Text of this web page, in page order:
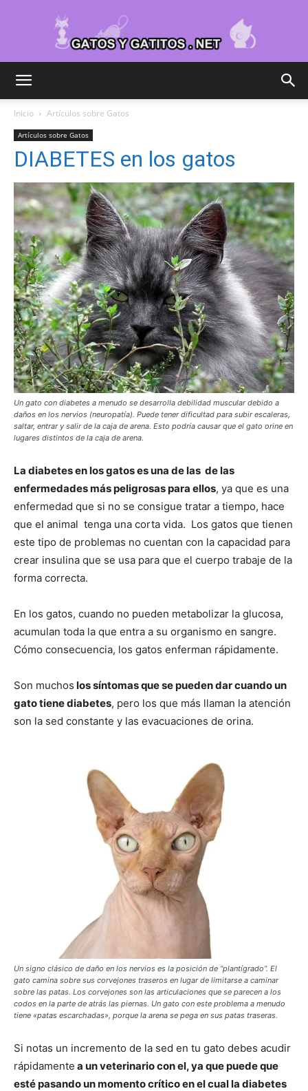
–
Fotos
–
Razas
Inicio Artículos sobre Gatos
Artículos sobre Gatos
DIABETES en los gatos
Un gato con diabetes a menudo se desarrolla debilidad muscular debido a
daños en los nervios (neuropatía). Puede tener dificultad para subir escaleras,
saltar, entrar y salir de la caja de arena. Esto podría causar que el gato orine en
lugares distintos de la caja de arena.
La diabetes en los gatos es una de las de las
enfermedades más peligrosas para ellos, ya que es una
enfermedad que si no se consigue tratar a tiempo, hace
que el animal tenga una corta vida. Los gatos que tienen
este tipo de problemas no cuentan con la capacidad para
crear insulina que se usa para que el cuerpo trabaje de la
forma correcta.
En los gatos, cuando no pueden metabolizar la glucosa,
acumulan toda la que entra a su organismo en sangre.
Cómo consecuencia, los gatos enferman rápidamente.
Son muchos los síntomas que se pueden dar cuando un
gato tiene diabetes, pero los que más llaman la atención
son la sed constante y las evacuaciones de orina.
Un signo clásico de daño en los nervios es la posición de “plantígrado”. El
gato camina sobre sus corvejones traseros en lugar de limitarse a caminar
sobre las patas. Los corvejones son las articulaciones que se parecen a los
codos en la parte de atrás las piernas. Un gato con este problema a menudo
tiene «patas escarchadas», porque la arena se pega en sus patas traseras.
Si notas un incremento de la sed en tu gato debes acudir
rápidamente a un veterinario con el, ya que puede que
esté pasando un momento crítico en el cual la diabetes